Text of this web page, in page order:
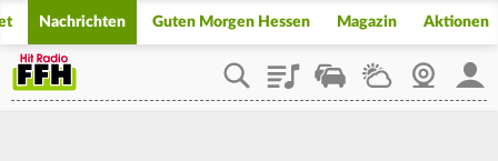
Nachrichten Guten Morgen Hessen Magazin Aktionen
PlaylistStaupilotWetterWebcam